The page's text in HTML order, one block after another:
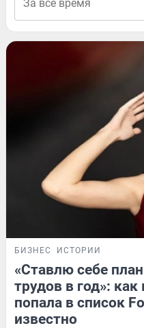
БИЗНЕС ИСТОРИИ
«Ставлю себе
трудов в год»: как
попала в список
известно